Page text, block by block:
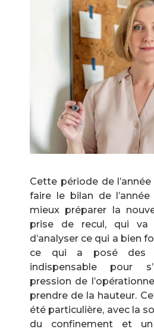
Cette période de
faire le bilan de
mieux préparer la
prise de recul, qui va
d’analyser ce qui a bien
ce qui a posé des
indispensable pour
pression de
prendre de la hauteur.
été particulière, avec la
du confinement et